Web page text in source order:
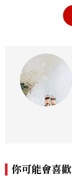
你可能會喜歡